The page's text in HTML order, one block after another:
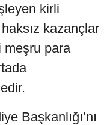
kirli
kazançlar
meşru para
Başkanlığı’nı